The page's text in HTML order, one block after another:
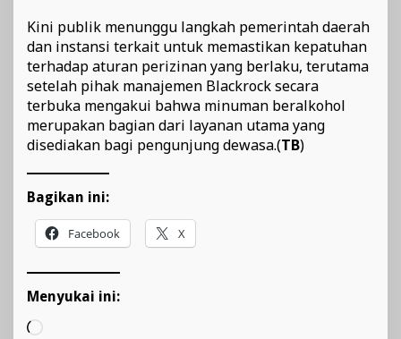
Kini publik menunggu langkah pemerintah daerah
dan instansi terkait untuk memastikan kepatuhan
terhadap aturan perizinan yang berlaku, terutama
setelah pihak manajemen Blackrock secara
terbuka mengakui bahwa minuman beralkohol
merupakan bagian dari layanan utama yang
disediakan bagi pengunjung dewasa.(TB)
Bagikan ini:
Facebook X
Menyukai ini:
Memuat...